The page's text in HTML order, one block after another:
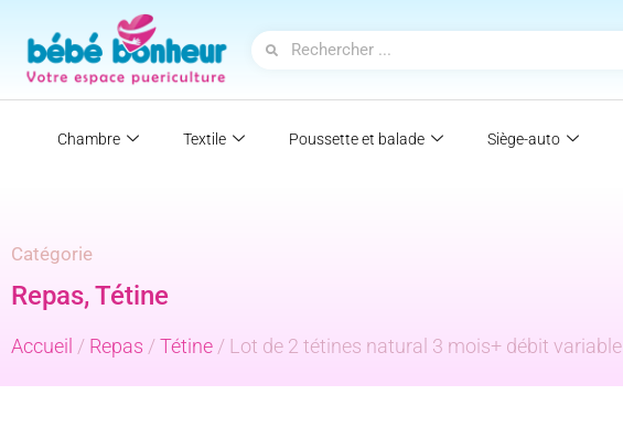
Chambre Textile Poussette et balade Siège-auto
Catégorie
Repas, Tétine
Accueil / Repas /Tétine / Lot de 2 tétines natural 3 mois+ débit variable